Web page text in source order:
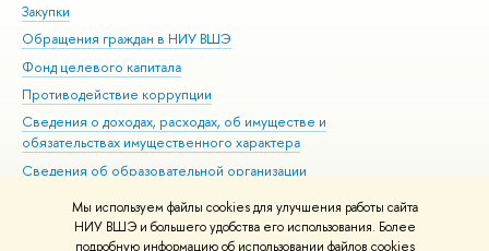
Мы используем файлы cookies для улучшения работы сайта
НИУ ВШЭ и большего удобства его использования. Более
подробную информацию об использовании файлов cookies
Закупки
Обращения граждан в НИУ ВШЭ
Фонд целевого капитала
Противодействие коррупции
Сведения о доходах, расходах, об имуществе и
обязательствах имущественного характера
Сведения об образовательной организации
Людям с ограниченными возможностями здоровья
Единая платежная страница